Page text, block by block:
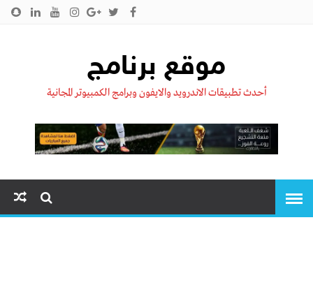
موقع برنامج
أحدث تطبيقات الاندرويد والايفون وبرامج الكمبيوتر المجانية